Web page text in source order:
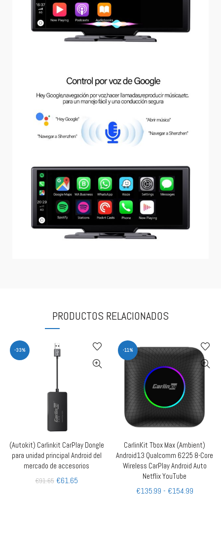
PRODUCTOS RELACIONADOS
-33%
AÑADIR AL CARRITO
(Autokit) Carlinkit CarPlay Dongle
para unidad principal Android del
mercado de accesorios
€91.65 €61.65
-11%
QUICK SHOP
CarlinKit Tbox Max (Ambient)
Android13 Qualcomm 6225 8-Core
Wireless CarPlay Android Auto
Netflix YouTube
€135.99 - €154.99